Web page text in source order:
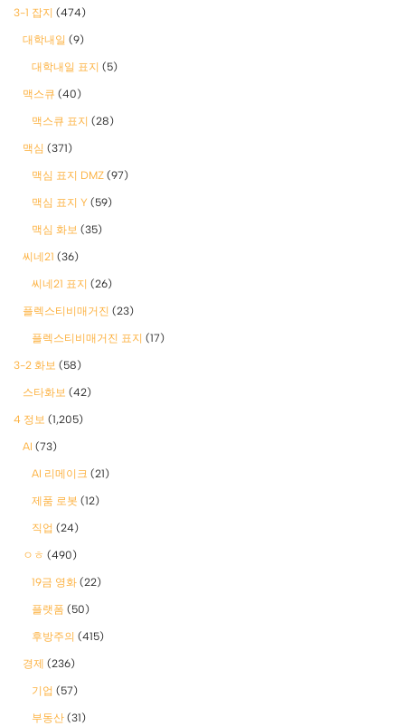
3-1 잡지 (474)
대학내일 (9)
대학내일 표지 (5)
맥스큐 (40)
맥스큐 표지 (28)
맥심 (371)
맥심 표지 DMZ (97)
맥심 표지 Y (59)
맥심 화보 (35)
씨네21 (36)
씨네21 표지 (26)
플렉스티비매거진 (23)
플렉스티비매거진 표지 (17)
3-2 화보 (58)
스타화보 (42)
4 정보 (1,205)
AI (73)
AI 리메이크 (21)
제품 로봇 (12)
직업 (24)
ㅇㅎ (490)
19금 영화 (22)
플랫폼 (50)
후방주의 (415)
경제 (236)
기업 (57)
부동산 (31)